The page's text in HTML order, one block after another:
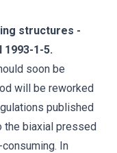
structures -
1-5.
soon be
will be reworked
published
the biaxial pressed
In